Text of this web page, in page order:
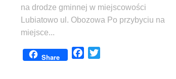
na drodze gminnej w miejscowości
Lubiatowo ul. Obozowa Po przybyciu na
miejsce...
Share Facebook